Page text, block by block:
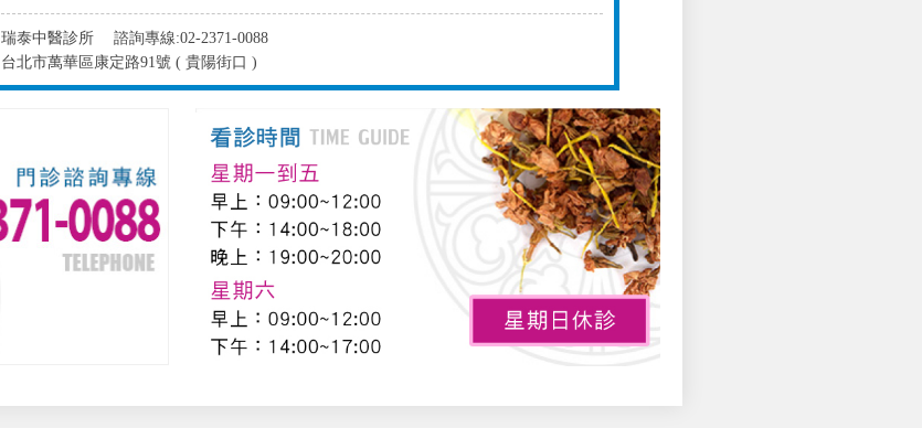
瑞泰中醫診所 諮詢專線:02-2371-0088
台北市萬華區康定路91號 ( 貴陽街口 )